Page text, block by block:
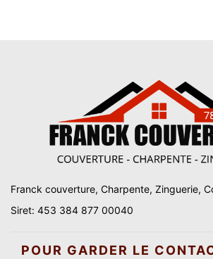
Franck couverture, Charpente, Zinguerie,
Siret: 453 384 877 00040
POUR GARDER LE